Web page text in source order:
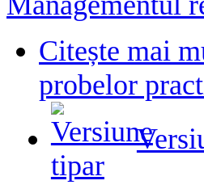
Citește mai
probelor